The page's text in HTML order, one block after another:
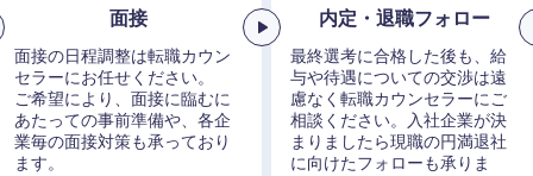
面接
面接の日程調整は転職カウン
セラーにお任せください。
ご希望により、面接に臨むに
あたっての事前準備や、各企
業毎の面接対策も承っており
ます。
内定・退職フォロー
最終選考に合格した後も、給
与や待遇についての交渉は遠
慮なく転職カウンセラーにご
相談ください。入社企業が決
まりましたら現職の円満退社
に向けたフォローも承りま
選択する
選択する
選択する
選択する